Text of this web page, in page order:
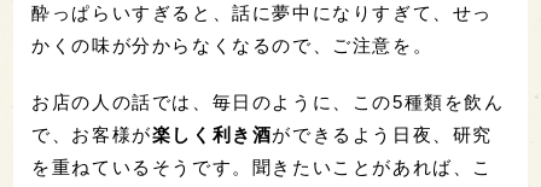
酔っぱらいすぎると、話に夢中になりすぎて、せっ
かくの味が分からなくなるので、ご注意を。
お店の人の話では、毎日のように、この5種類を飲ん
で、お客様が楽しく利き酒ができるよう日夜、研究
を重ねているそうです。聞きたいことがあれば、こ